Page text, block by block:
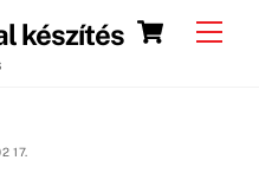
Cart
készítés
17.